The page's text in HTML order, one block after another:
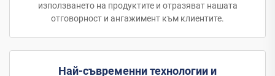
използването на продуктите и отразяват нашата
отговорност и ангажимент към клиентите.
Най-съвременни технологии и